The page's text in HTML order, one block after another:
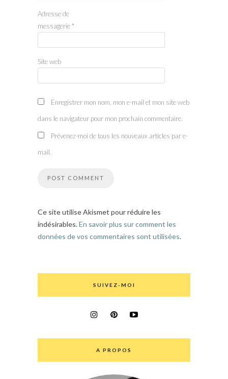
Adresse de
messagerie *
Site web
Enregistrer mon nom, mon e-mail et mon site web
dans le navigateur pour mon prochain commentaire.
Prévenez-moi de tous les nouveaux articles par e-
mail.
Ce site utilise Akismet pour réduire les
indésirables.En savoir plus sur comment les
données de vos commentaires sont utilisées.
SUIVEZ-MOI
A PROPOS